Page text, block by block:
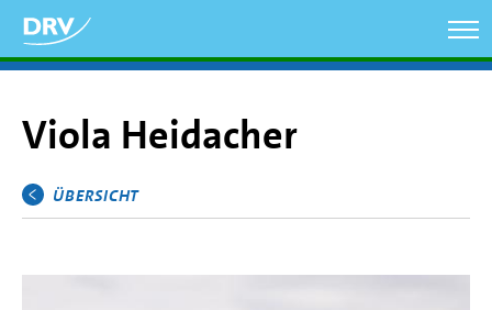
zum
Inhalt
Viola Heidacher
Hauptmenü
ÜBERSICHT